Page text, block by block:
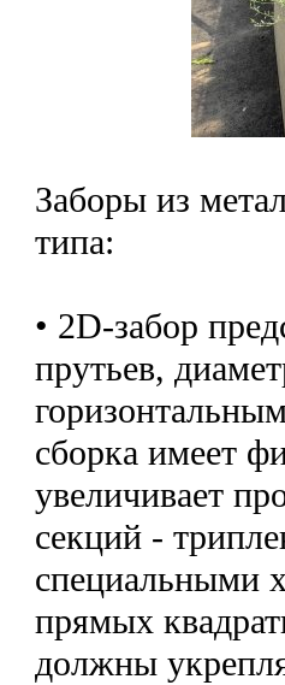
Заборы из
типа:
• 2D-забор
прутьев,
сборка имеет
увеличивает
секций -
специальными
прямых
должны